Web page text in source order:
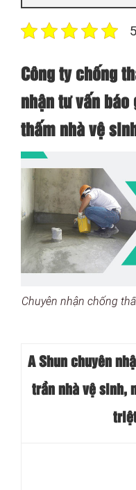
Công ty chống
nhận tư vấn
thấm nhà vệ
Chuyên nhận chống
A Shun chuyên
trần nhà vệ sinh,